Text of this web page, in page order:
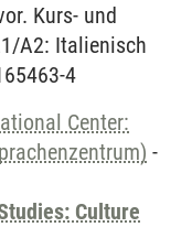
Kurs- und
A2: Italienisch
4
Center:
-
Culture